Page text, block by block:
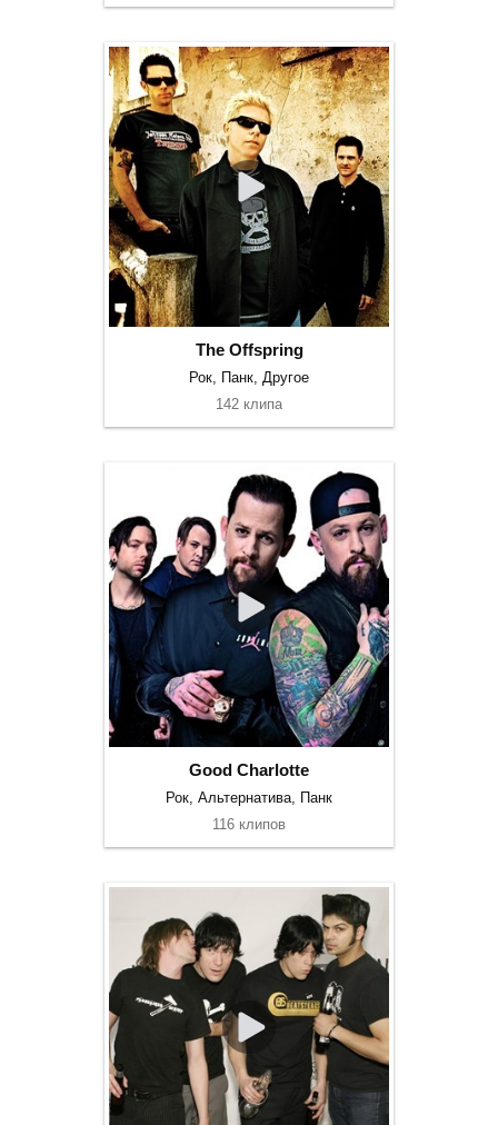
The Offspring
Рок, Панк, Другое
142 клипа
Good Charlotte
Рок, Альтернатива, Панк
116 клипов